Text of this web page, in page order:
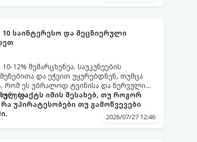
საინტერესო და მეცნიერული
მემარცხენეა. საუკუნეების
და ეჭვით უყურებდნენ, თუმცა
რომ ეს უბრალოდ ტვინისა და ნერვული
ფაქტს იმის შესახებ, თუ როგორ
უპირატესობები თუ გამოწვევები
2026/07/27 12:46